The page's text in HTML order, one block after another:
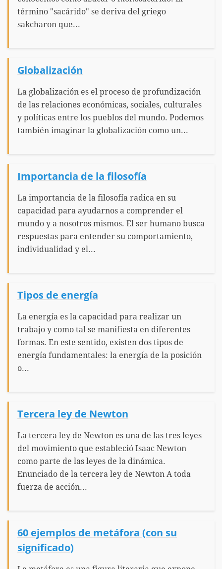
término "sacárido" se deriva del griego
sakcharon que...
Globalización
La globalización es el proceso de profundización
de las relaciones económicas, sociales, culturales
y políticas entre los pueblos del mundo. Podemos
también imaginar la globalización como un...
Importancia de la filosofía
La importancia de la filosofía radica en su
capacidad para ayudarnos a comprender el
mundo y a nosotros mismos. El ser humano busca
respuestas para entender su comportamiento,
individualidad y el...
Tipos de energía
La energía es la capacidad para realizar un
trabajo y como tal se manifiesta en diferentes
formas. En este sentido, existen dos tipos de
energía fundamentales: la energía de la posición
o...
Tercera ley de Newton
La tercera ley de Newton es una de las tres leyes
del movimiento que estableció Isaac Newton
como parte de las leyes de la dinámica.
Enunciado de la tercera ley de Newton A toda
fuerza de acción...
60 ejemplos de metáfora (con su
significado)